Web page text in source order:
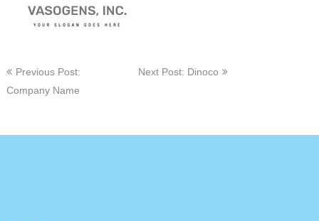
Beitragsnavigation
Previous Post:
Company Name
Next Post: Dinoco